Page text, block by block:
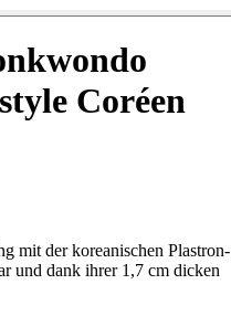
Coréen
mit der koreanischen Plastron-
und dank ihrer 1,7 cm dicken